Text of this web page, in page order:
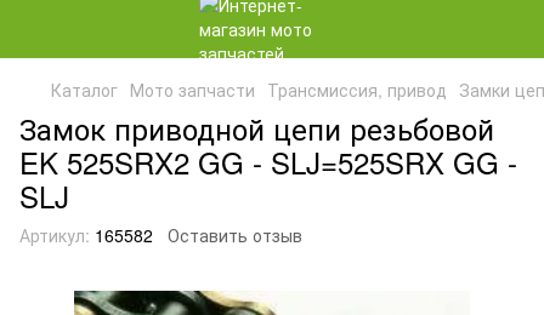
Каталог Мото запчасти Трансмиссия, привод Замки
Замок приводной цепи резьбовой
EK 525SRX2 GG - SLJ=525SRX GG -
SLJ
Артикул: 165582 Оставить отзыв